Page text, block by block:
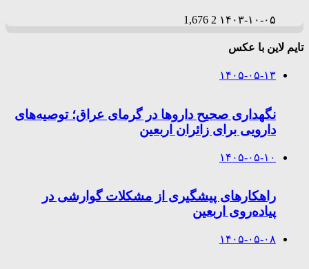
۱۴۰۳-۱۰-۰۵ 2
1,676
تایم لاین با عکس
۱۴۰۵-۰۵-۱۳
نگهداری صحیح داروها در گرمای عراق؛ توصیه‌های
دارویی برای زائران اربعین
۱۴۰۵-۰۵-۱۰
راهکارهای پیشگیری از مشکلات گوارشی در
پیاده‌روی اربعین
۱۴۰۵-۰۵-۰۸